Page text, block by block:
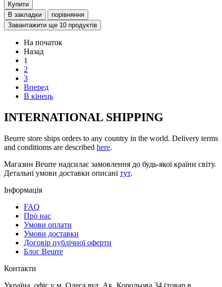
Купити
В закладки
порівняння
Завантажити ще 10 продуктів
На початок
Назад
1
2
3
Вперед
В кінець
INTERNATIONAL SHIPPING
Beurre store ships orders to any country in the world. Delivery terms
and conditioms are described here.
Магазин Beurre надсилає замовлення до будь-якої країни світу.
Детальні умови доставки описані тут.
Інформація
FAQ
Про нас
Умови оплати
Умови доставки
Договір публічної оферти
Блог Beurre
Контакти
Україна, офіс у м. Одеса вул. Ак. Корольова 34 (товар в